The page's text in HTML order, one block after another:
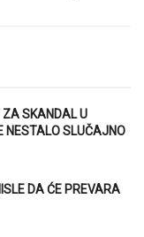
SKANDAL U
NESTALO SLUČAJNO
DA ĆE PREVARA